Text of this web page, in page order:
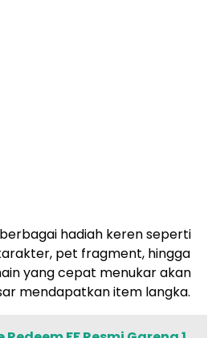
hadiah keren seperti
pet fragment, hingga
yang cepat menukar akan
mendapatkan item langka.